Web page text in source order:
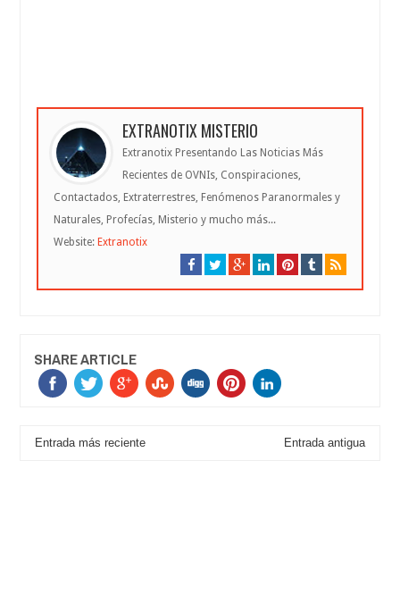
EXTRANOTIX MISTERIO
Extranotix Presentando Las Noticias Más
Recientes de OVNIs, Conspiraciones,
Contactados, Extraterrestres, Fenómenos Paranormales y
Naturales, Profecías, Misterio y mucho más...
Website: Extranotix
SHARE ARTICLE
Entrada más reciente Entrada antigua